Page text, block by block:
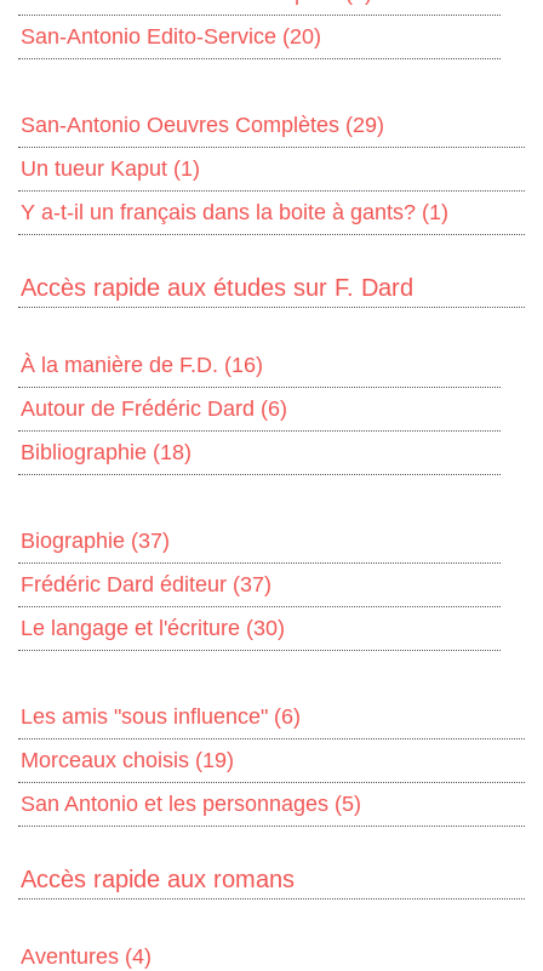
San-Antonio Edito-Service (20)
San-Antonio Oeuvres Complètes (29)
Un tueur Kaput (1)
Y a-t-il un français dans la boite à gants? (1)
Accès rapide aux études sur F. Dard
À la manière de F.D. (16)
Autour de Frédéric Dard (6)
Bibliographie (18)
Biographie (37)
Frédéric Dard éditeur (37)
Le langage et l'écriture (30)
Les amis "sous influence" (6)
Morceaux choisis (19)
San Antonio et les personnages (5)
Accès rapide aux romans
Aventures (4)